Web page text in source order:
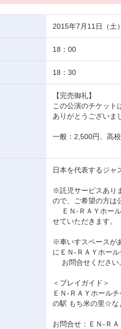
2015年7月11日（土）
18：00
18：30
【完売御礼】
この公演のチケット
ありがとうございま
一般：2,500円、高
日本を代表するジャ
※託児サービスあり
ので、ご希望の方は
ＥＮ‐ＲＡＹホー
せていただきます。
※車いすスペースが
にＥＮ‐ＲＡＹホー
お問合せください
＜プレイガイド＞
ＥＮ‐ＲＡＹホール
の駅 もち米の里☆
お問合せ：ＥＮ‐Ｒ